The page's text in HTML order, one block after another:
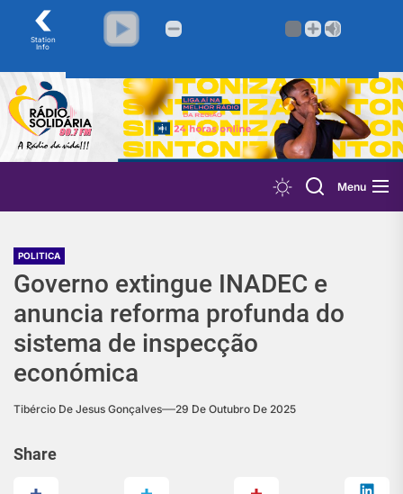
Skip
to
the
content
Menu
POLITICA
Governo extingue INADEC e
anuncia reforma profunda do
sistema de inspecção
económica
Tibércio De Jesus Gonçalves 29 De Outubro De 2025
Share
‹
Station
Info